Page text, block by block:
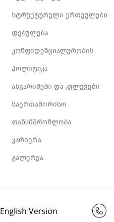
სტრუქტურული ერთეულები
დებულება
კონფიდენციალურობის
პოლიტიკა
ანგარიშები და კვლევები
საერთაშორისო
თანამშრომლობა
კარიერა
გალერეა
English Version